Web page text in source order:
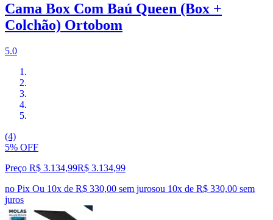
Cama Box Com Baú Queen (Box +
Colchão) Ortobom
5.0
(4)
5% OFF
Preço R$ 3.134,99R$ 3.134,99
no Pix Ou 10x de R$ 330,00 sem jurosou 10x de R$ 330,00 sem
juros